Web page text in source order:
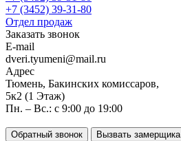
+7 (3452) 39-31-80
Отдел продаж
Заказать звонок
E-mail
dveri.tyumeni@mail.ru
Адрес
Тюмень, Бакинских комиссаров,
5к2 (1 Этаж)
Пн. – Вс.: с 9:00 до 19:00
Обратный звонок Вызвать замерщика